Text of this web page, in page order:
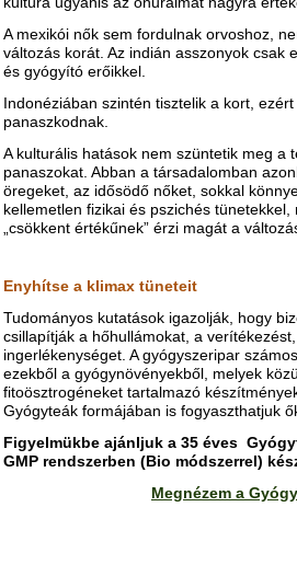
A mexikói nők sem fordulnak orvoshoz,
változás korát. Az indián asszonyok csak
és gyógyító erőikkel.
Indonéziában szintén tisztelik a kort,
panaszkodnak.
A kulturális hatások nem szüntetik meg a
panaszokat. Abban a társadalomban
öregeket, az idősödő nőket, sokkal
kellemetlen fizikai és pszichés
„csökkent értékűnek” érzi magát a
Enyhítse a klimax tüneteit
Tudományos kutatások igazolják, hogy
csillapítják a hőhullámokat, a
ingerlékenységet. A gyógyszeripar
ezekből a gyógynövényekből, melyek
fitoösztrogéneket tartalmazó
Gyógyteák formájában is fogyaszthatjuk
Figyelmükbe ajánljuk a 35 éves
GMP rendszerben (Bio módszerrel)
Megnézem a